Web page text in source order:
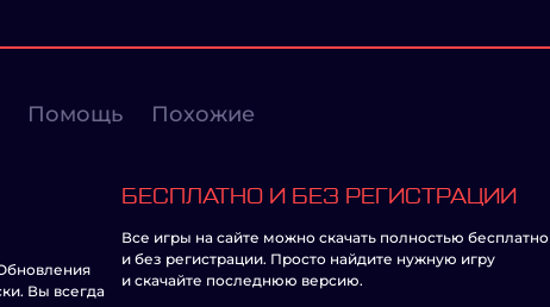
Помощь Похожие
Вы всегда
БЕСПЛАТНО И БЕЗ РЕГИСТРАЦИИ
Все игры на сайте можно скачать полностью бесплатно
и без регистрации. Просто найдите нужную игру
и скачайте последнюю версию.